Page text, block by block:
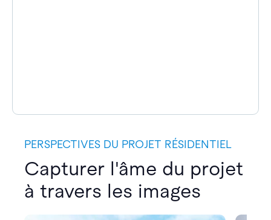
PERSPECTIVES DU PROJET RÉSIDENTIEL
Capturer l'âme du projet
à travers les images